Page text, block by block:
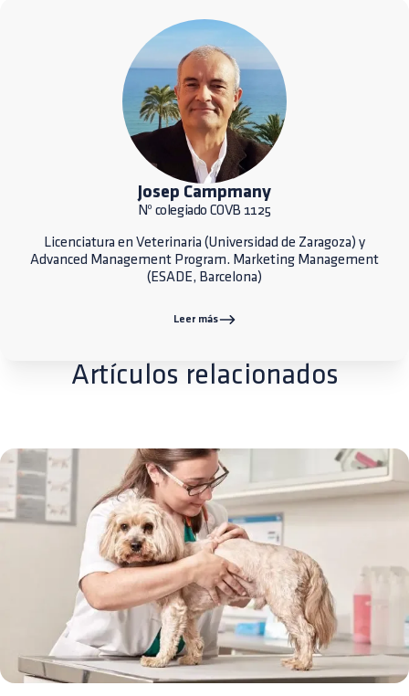
Josep Campmany
Nº colegiado COVB 1125
Licenciatura en Veterinaria (Universidad de Zaragoza) y
Advanced Management Program. Marketing Management
(ESADE, Barcelona)
Leer más
Artículos relacionados